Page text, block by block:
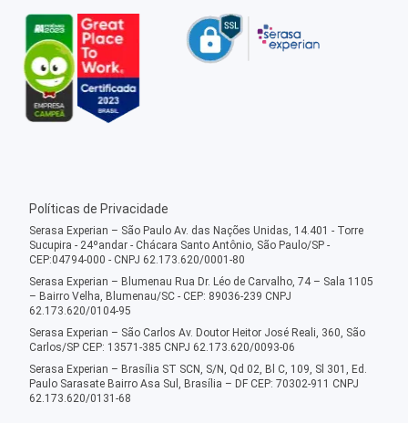
Políticas de Privacidade
Serasa Experian – São Paulo Av. das Nações Unidas, 14.401 - Torre
Sucupira - 24ºandar - Chácara Santo Antônio, São Paulo/SP -
CEP:04794-000 - CNPJ 62.173.620/0001-80
Serasa Experian – Blumenau Rua Dr. Léo de Carvalho, 74 – Sala 1105
– Bairro Velha, Blumenau/SC - CEP: 89036-239 CNPJ
62.173.620/0104-95
Serasa Experian – São Carlos Av. Doutor Heitor José Reali, 360, São
Carlos/SP CEP: 13571-385 CNPJ 62.173.620/0093-06
Serasa Experian – Brasília ST SCN, S/N, Qd 02, Bl C, 109, Sl 301, Ed.
Paulo Sarasate Bairro Asa Sul, Brasília – DF CEP: 70302-911 CNPJ
62.173.620/0131-68